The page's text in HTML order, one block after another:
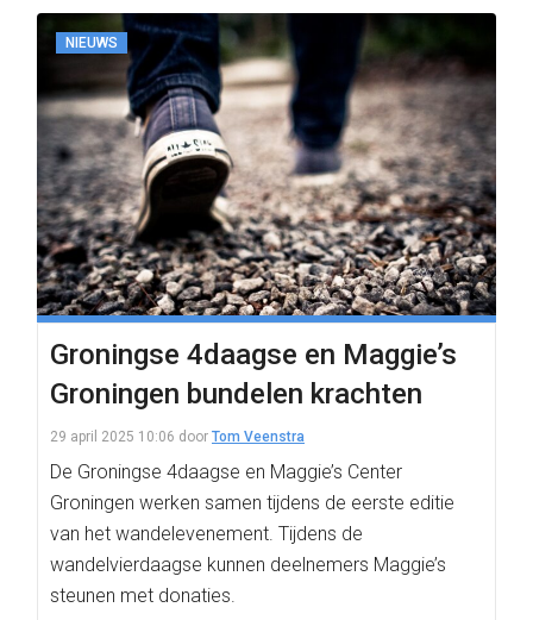
NIEUWS
Groningse 4daagse en Maggie’s
Groningen bundelen krachten
29 april 2025 10:06 door Tom Veenstra
De Groningse 4daagse en Maggie’s Center
Groningen werken samen tijdens de eerste editie
van het wandelevenement. Tijdens de
wandelvierdaagse kunnen deelnemers Maggie’s
steunen met donaties.